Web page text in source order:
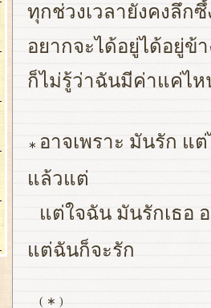
ทุกช่วงเวลายังคงลึก
อยากจะได้อยู่ได้อยู่ข้
ก็ไม่รู้ว่าฉันมีค่าแค่ไห
∗ อาจเพราะ มันรัก แ
แล้วแต่
แต่ใจฉัน มันรักเธอ
แต่ฉันก็จะรัก
( ∗ )